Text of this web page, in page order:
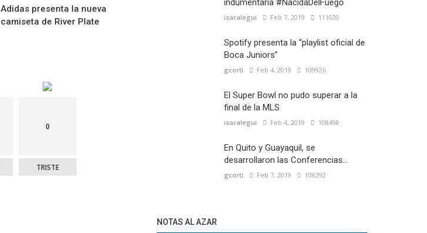
Adidas presenta la nueva
camiseta de River Plate
0
TRISTE
indumentaria #NacidaDelFuego
isaralegui Feb 7, 2019 111020
Spotify presenta la “playlist oficial de
Boca Juniors”
gcorti Feb 4, 2019 109926
El Super Bowl no pudo superar a la
final de la MLS
isaralegui Feb 4, 2019 108498
En Quito y Guayaquil, se
desarrollaron las Conferencias...
gcorti Feb 7, 2019 108292
NOTAS AL AZAR